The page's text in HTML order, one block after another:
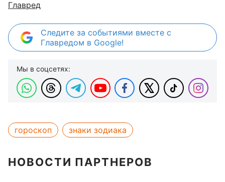
Главред
Следите за событиями вместе с
Главредом в Google!
Мы в соцсетях:
гороскоп знаки зодиака
НОВОСТИ ПАРТНЕРОВ